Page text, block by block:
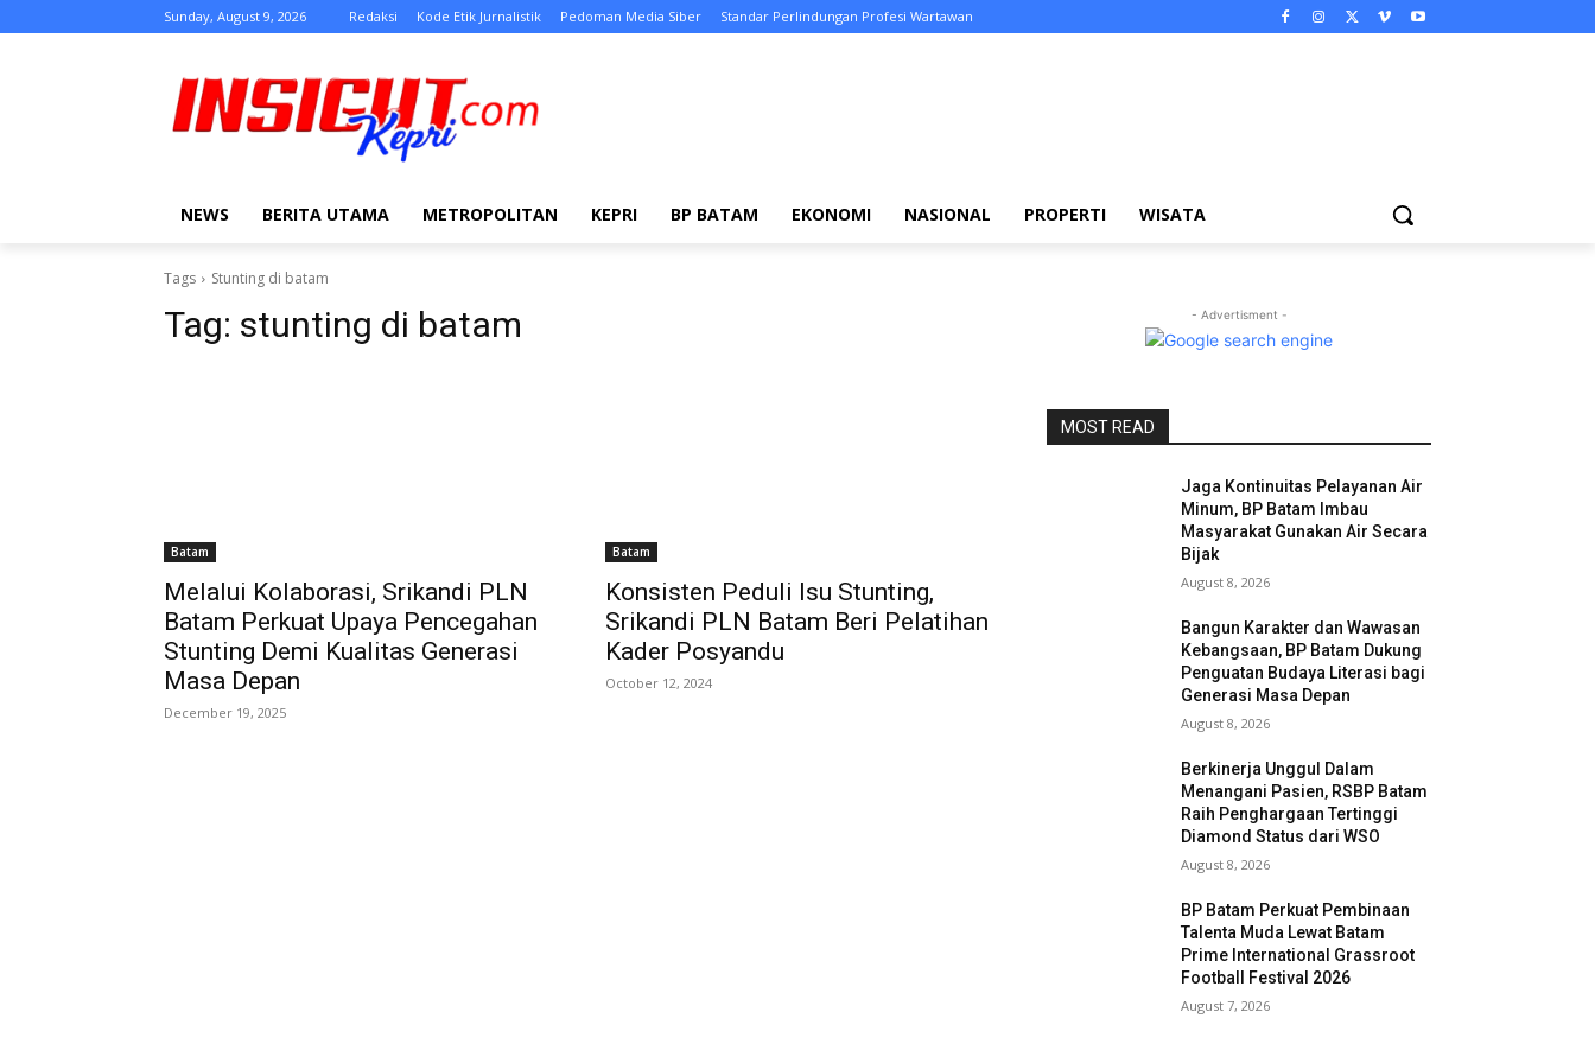
Sunday, August 9, 2026 Redaksi Kode Etik Jurnalistik Pedoman Media Siber Standar Perlindungan Profesi Wartawan
NEWS BERITA UTAMA METROPOLITAN KEPRI BP BATAM EKONOMI NASIONAL PROPERTI WISATA
Tags Stunting di batam
Tag: stunting di batam
Batam
Melalui Kolaborasi, Srikandi PLN
Batam Perkuat Upaya Pencegahan
Stunting Demi Kualitas Generasi
Masa Depan
December 19, 2025
Batam
Konsisten Peduli Isu Stunting,
Srikandi PLN Batam Beri Pelatihan
Kader Posyandu
October 12, 2024
- Advertisment -
MOST READ
Jaga Kontinuitas Pelayanan Air
Minum, BP Batam Imbau
Masyarakat Gunakan Air Secara
Bijak
August 8, 2026
Bangun Karakter dan Wawasan
Kebangsaan, BP Batam Dukung
Penguatan Budaya Literasi bagi
Generasi Masa Depan
August 8, 2026
Berkinerja Unggul Dalam
Menangani Pasien, RSBP Batam
Raih Penghargaan Tertinggi
Diamond Status dari WSO
August 8, 2026
BP Batam Perkuat Pembinaan
Talenta Muda Lewat Batam
Prime International Grassroot
Football Festival 2026
August 7, 2026